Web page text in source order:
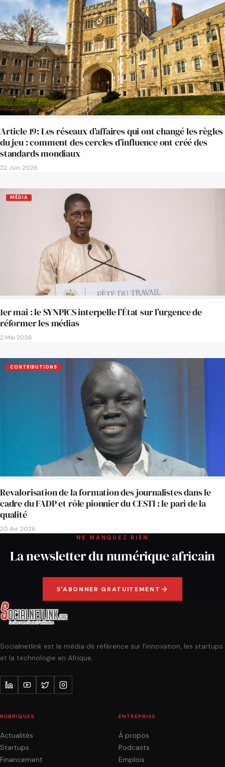
Article 19: Les réseaux d’affaires qui ont changé les règles
du jeu : comment des cercles d’influence ont créé des
standards mondiaux
22 Juin 2026
MÉDIA
1er mai : le SYNPICS interpelle l’État sur l’urgence de
réformer les médias
2 Mai 2026
CONTRIBUTIONS
Revalorisation de la formation des journalistes dans le
cadre du FADP et rôle pionnier du CESTI : le pari de la
qualité
20 Avr 2026
NE MANQUEZ RIEN
La newsletter du numérique africain
S'ABONNER GRATUITEMENT
Socialnetlink est le média de référence sur l'innovation, les startups
et la technologie en Afrique.
RUBRIQUES
Actualités
Startups
Financement
ENTREPRISE
À propos
Podcasts
Emplois